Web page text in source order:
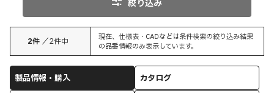
絞り込み
2件 ／2件中
現在、仕様表・CADなどは条件検索の絞り込み結果
の品番情報のみ表示しています。
製品情報・購入
カタログ